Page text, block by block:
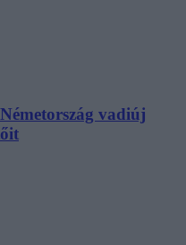
vadiúj